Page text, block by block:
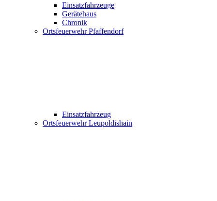
Einsatzfahrzeuge
Gerätehaus
Chronik
Ortsfeuerwehr Pfaffendorf
Einsatzfahrzeug
Ortsfeuerwehr Leupoldishain